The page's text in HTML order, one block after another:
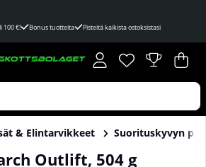
100 €! Bonus tuotteita Pisteitä kaikista ostoksistasi
Toivelista
Lukumäärä
. .
& Elintarvikkeet Suorituskyvyn
Outlift, 504 g